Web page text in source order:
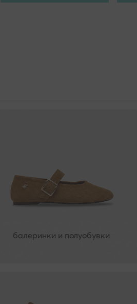
балеринки и полуобувки